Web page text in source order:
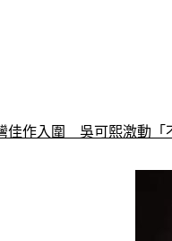
作入圍　吳可熙激動「